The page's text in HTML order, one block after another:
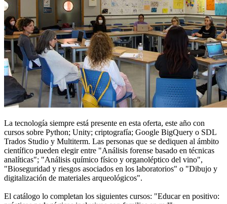
La tecnología siempre está presente en esta oferta, este año con
cursos sobre Python; Unity; criptografía; Google BigQuery o SDL
Trados Studio y Multiterm. Las personas que se dediquen al ámbito
científico pueden elegir entre "Análisis forense basado en técnicas
analíticas"; "Análisis químico físico y organoléptico del vino",
"Bioseguridad y riesgos asociados en los laboratorios" o "Dibujo y
digitalización de materiales arqueológicos".
El catálogo lo completan los siguientes cursos: "Educar en positivo: